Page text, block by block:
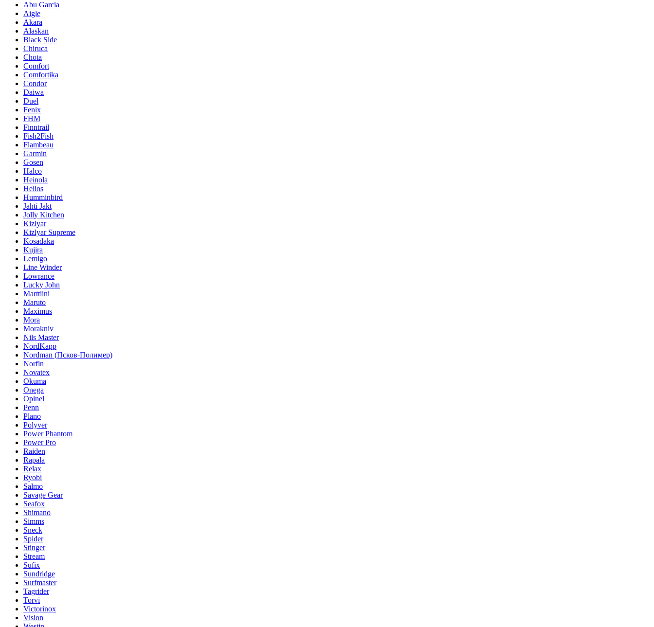
Abu Garcia
Aigle
Akara
Alaskan
Black Side
Chiruca
Chota
Comfort
Comfortika
Condor
Daiwa
Duel
Fenix
FHM
Finntrail
Fish2Fish
Flambeau
Garmin
Gosen
Halco
Heinola
Helios
Humminbird
Jahti Jakt
Jolly Kitchen
Kizlyar
Kizlyar Supreme
Kosadaka
Kujira
Lemigo
Line Winder
Lowrance
Lucky John
Marttiini
Maruto
Maximus
Mora
Morakniv
Nils Master
NordKapp
Nordman (Псков-Полимер)
Norfin
Novatex
Okuma
Onega
Opinel
Penn
Plano
Polyver
Power Phantom
Power Pro
Raiden
Rapala
Relax
Ryobi
Salmo
Savage Gear
Seafox
Shimano
Simms
Sneck
Spider
Stinger
Stream
Sufix
Sundridge
Surfmaster
Tagrider
Torvi
Victorinox
Vision